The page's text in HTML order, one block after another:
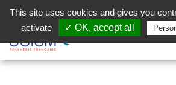
Facebook (Customer Chat) is disabled.
This site uses cookies and gives you
activate
✓ OK, accept all